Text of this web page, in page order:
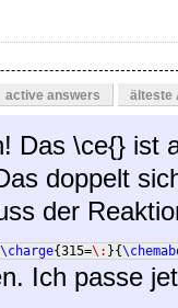
active answers älteste
Das \ce{} ist
doppelt
der
\charge{315=\: }{
Ich passe